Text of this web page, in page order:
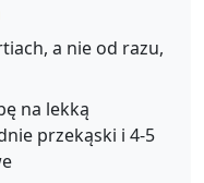
a nie od razu,
na lekką
przekąski i 4-5